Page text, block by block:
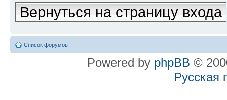
Вернуться на страницу входа
Список форумов
Powered by phpBB ©
Русская